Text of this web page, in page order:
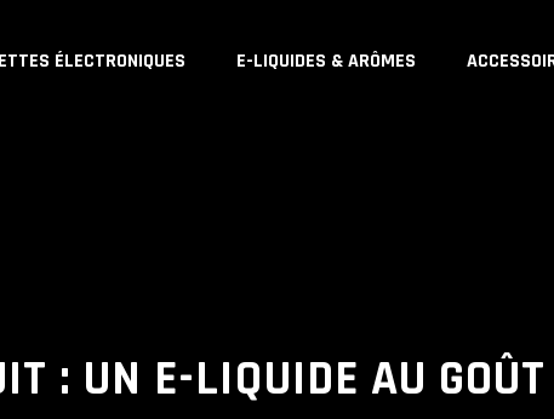
ÉLECTRONIQUES E-LIQUIDES & ARÔMES
: UN E-LIQUIDE AU